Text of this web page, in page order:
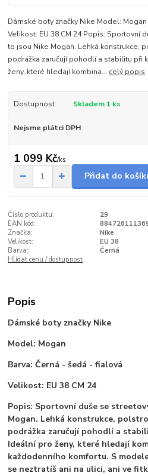
Dámské boty značky Nike Model:
Velikost: EU 38 CM 24 Popis: Sportovní
to jsou Nike Mogan. Lehká konstrukce,
podrážka zaručují pohodlí a stabilitu při
ženy, které hledají kombina... celý popis
Dostupnost Skladem 1 ks
Nejsme plátci DPH
1 099 Kč/ks
Přidat do
Číslo produktu:
29
EAN kód:
Značka:
Nike
Velikost:
EU 38
Barva:
Černá
Hlídat cenu / dostupnost
Popis
Dámské boty značky Nike
Model: Mogan
Barva: Černá - šedá - fialová
Velikost: EU 38 CM 24
Popis: Sportovní duše se
Mogan. Lehká konstrukce,
podrážka zaručují pohodlí a
Ideální pro ženy, které hledají
každodenního komfortu. S
se neztratíš ani na ulici, ani ve